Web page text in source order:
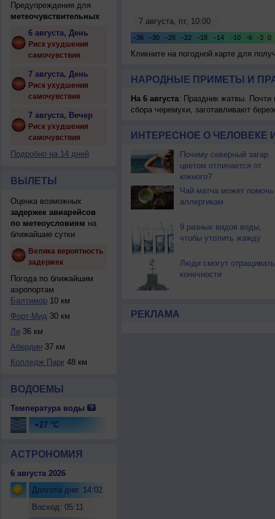
Предупреждения для
метеочувствительных
6 августа, День
Риск ухудшения
самочувствия
7 августа, День
Риск ухудшения
самочувствия
7 августа, Вечер
Риск ухудшения
самочувствия
Подробно на 14 дней
ВЫЛЕТЫ
Оценка возможных
задержек авиарейсов
по метеоусловиям на
ближайшие сутки
Велика вероятность
задержек
Погода по ближайшим
аэропортам
Балтимор10 км
Форт-Мид 30 км
Ли 36 км
Абердин 37 км
Колледж Парк48 км
ВОДОЕМЫ
Температура воды
+27 °C
АСТРОНОМИЯ
6 августа 2026
Долгота дня: 14:02
Восход: 05:11
Кликните на погодной карте для
НАРОДНЫЕ ПРИМЕТЫ И
На 6 августа: Праздник жатвы. Почти
сбора черемухи, заготавливают
ИНТЕРЕСНОЕ О ЧЕЛОВЕКЕ
Почему северный загар
цветом отличается от
южного?
Чай матча может помочь
аллергикам
9 разных видов воды,
чтобы утолить жажду
Люди смогут отращивать
конечности
РЕКЛАМА